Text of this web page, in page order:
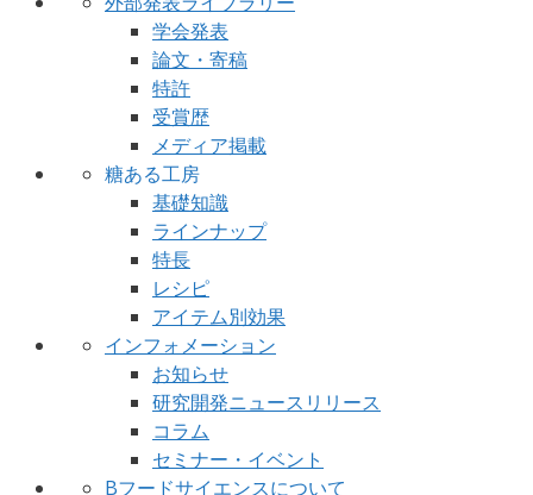
学会発表
論文・寄稿
特許
受賞歴
メディア掲載
糖ある工房
基礎知識
ラインナップ
特長
レシピ
アイテム別効果
インフォメーション
お知らせ
研究開発ニュースリリース
コラム
セミナー・イベント
Bフードサイエンスについて